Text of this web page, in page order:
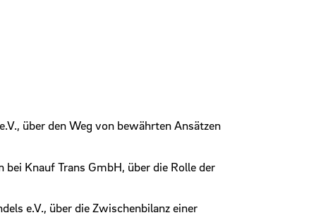
über den Weg von bewährten Ansätzen
Knauf Trans GmbH, über die Rolle der
e.V., über die Zwischenbilanz einer